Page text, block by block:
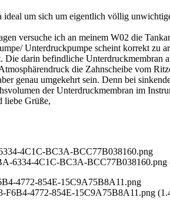
ideal um sich um eigentlich völlig
versuche ich an meinem W02 die
Unterdruckpumpe scheint korrekt zu
Die darin befindliche Unterdruckmembran
die Zahnscheibe vom
genau umgekehrt sein. Denn bei
der Unterdruckmembran im
liebe Grüße,
6334-4C1C-BC3A-BCC77B038160.png
F6B4-4772-854E-15C9A75B8A11.png